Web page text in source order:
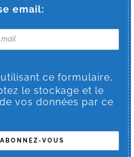
email:
utilisant ce formulaire,
le stockage et le
vos données par ce